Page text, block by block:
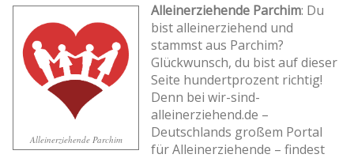
Alleinerziehende Parchim
Alleinerziehende Parchim: Du
bist alleinerziehend und
stammst aus Parchim?
Glückwunsch, du bist auf dieser
Seite hundertprozent richtig!
Denn bei wir-sind-
alleinerziehend.de –
Deutschlands großem Portal
für Alleinerziehende – findest